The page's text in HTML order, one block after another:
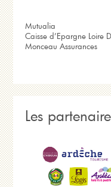
Mutualia
Caisse d’Epargne Loire
Monceau Assurances
Les